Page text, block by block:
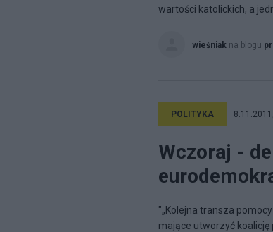
wartości katolickich, a
wieśniak na blogu
POLITYKA
Wczoraj -
"„Kolejna transza
mające utworzyć koalicję